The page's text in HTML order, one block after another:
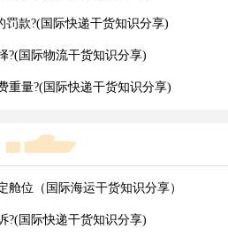
罚款?(国际快递干货知识分享)
?(国际物流干货知识分享)
重量?(国际快递干货知识分享)
位（国际海运干货知识分享）
?(国际快递干货知识分享)